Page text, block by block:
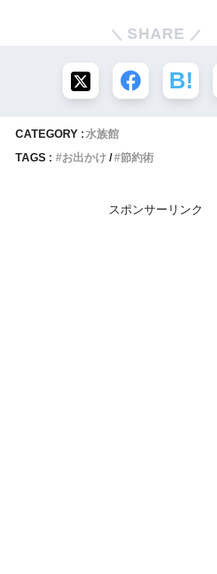
SHARE
CATEGORY : 水族館
TAGS :
お出かけ 節約術
スポンサーリンク